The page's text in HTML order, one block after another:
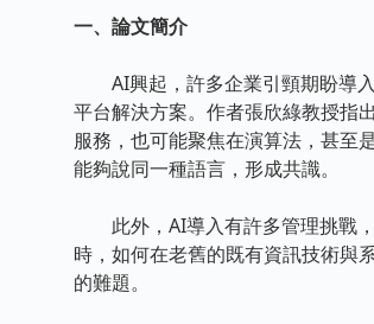
一、論文簡介
AI興起，許多企業引頸期盼導入
平台解決方案。作者張欣綠教授指
服務，也可能聚焦在演算法，甚至
能夠說同一種語言，形成共識。
此外，AI導入有許多管理挑戰，
時，如何在老舊的既有資訊技術與
的難題。